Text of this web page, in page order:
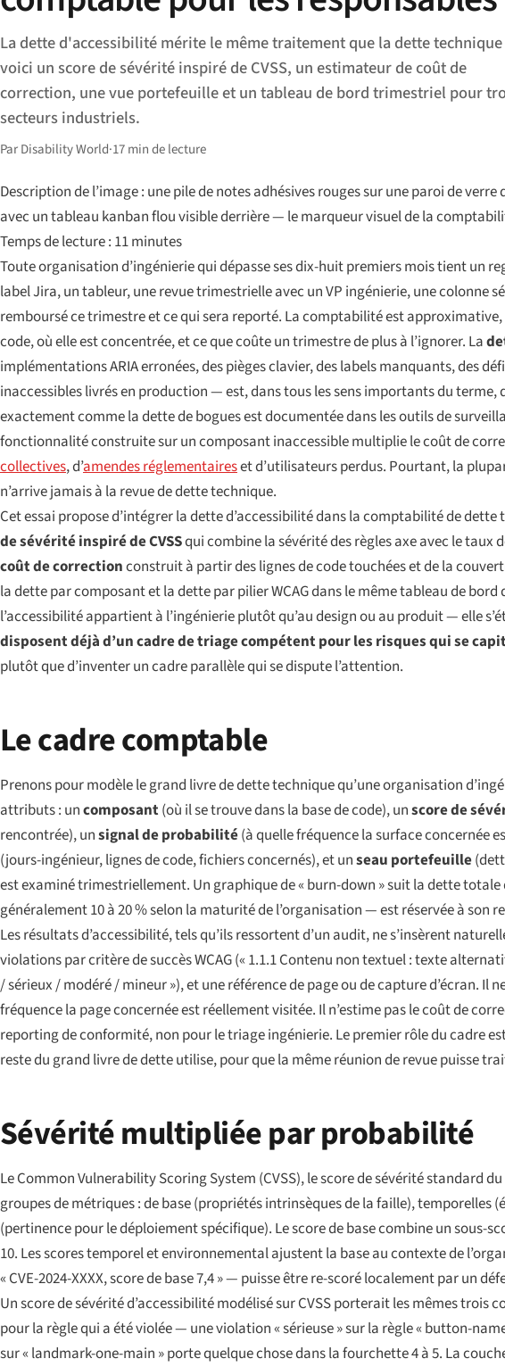
La dette d'accessibilité mérite le même traitement que la dette
voici un score de sévérité inspiré de CVSS, un estimateur de coût de
correction, une vue portefeuille et un tableau de bord trimestriel pour
secteurs industriels.
Par Disability World·17 min de lecture
Description de l’image : une pile de notes adhésives rouges sur une paroi de
avec un tableau kanban flou visible derrière — le marqueur visuel de la
Temps de lecture : 11 minutes
Toute organisation d’ingénierie qui dépasse ses dix-huit premiers mois tient un
label Jira, un tableur, une revue trimestrielle avec un VP ingénierie, une colonne
remboursé ce trimestre et ce qui sera reporté. La comptabilité est
code, où elle est concentrée, et ce que coûte un trimestre de plus à l’ignorer. La
implémentations ARIA erronées, des pièges clavier, des labels manquants, des
inaccessibles livrés en production — est, dans tous les sens importants du
exactement comme la dette de bogues est documentée dans les outils de
fonctionnalité construite sur un composant inaccessible multiplie le coût de
collectives, d’amendes réglementaireset d’utilisateurs perdus. Pourtant, la
n’arrive jamais à la revue de dette technique.
Cet essai propose d’intégrer la dette d’accessibilité dans la comptabilité de
de sévérité inspiré de CVSSqui combine la sévérité des règles axe avec le
coût de correctionconstruit à partir des lignes de code touchées et de la
la dette par composant et la dette par pilier WCAG dans le même tableau de
l’accessibilité appartient à l’ingénierie plutôt qu’au design ou au produit — elle
disposent déjà d’un cadre de triage compétent pour les risques qui se
plutôt que d’inventer un cadre parallèle qui se dispute l’attention.
Le cadre comptable
Prenons pour modèle le grand livre de dette technique qu’une organisation
attributs : uncomposant(où il se trouve dans la base de code), unscore de
rencontrée), unsignal de probabilité(à quelle fréquence la surface concernée
(jours-ingénieur, lignes de code, fichiers concernés), et unseau portefeuille
est examiné trimestriellement. Un graphique de « burn-down » suit la dette
généralement 10 à 20 % selon la maturité de l’organisation — est réservée à son
Les résultats d’accessibilité, tels qu’ils ressortent d’un audit, ne s’insèrent
violations par critère de succès WCAG (« 1.1.1 Contenu non textuel : texte
/ sérieux / modéré / mineur »), et une référence de page ou de capture d’écran.
fréquence la page concernée est réellement visitée. Il n’estime pas le coût de
reporting de conformité, non pour le triage ingénierie. Le premier rôle du cadre
reste du grand livre de dette utilise, pour que la même réunion de revue puisse
Sévérité multipliée par probabilité
Le Common Vulnerability Scoring System (CVSS), le score de sévérité standard
groupes de métriques : de base (propriétés intrinsèques de la faille),
(pertinence pour le déploiement spécifique). Le score de base combine un sous-
10. Les scores temporel et environnemental ajustent la base au contexte de
« CVE-2024-XXXX, score de base 7,4 » — puisse être re-scoré localement par un
Un score de sévérité d’accessibilité modélisé sur CVSS porterait les mêmes trois
pour la règle qui a été violée — une violation « sérieuse » sur la règle « button-
sur « landmark-one-main » porte quelque chose dans la fourchette 4 à 5. La